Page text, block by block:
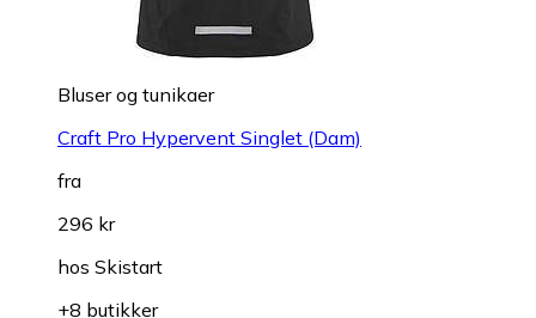
Bluser og tunikaer
Craft Pro Hypervent Singlet (Dam)
fra
296 kr
hos Skistart
+8 butikker